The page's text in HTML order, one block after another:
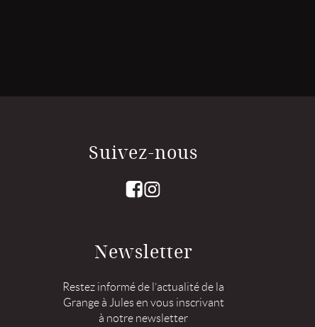
Suivez-nous
Newsletter
Restez informé de l’actualité de la
Grange à Jules en vous inscrivant
à notre newsletter